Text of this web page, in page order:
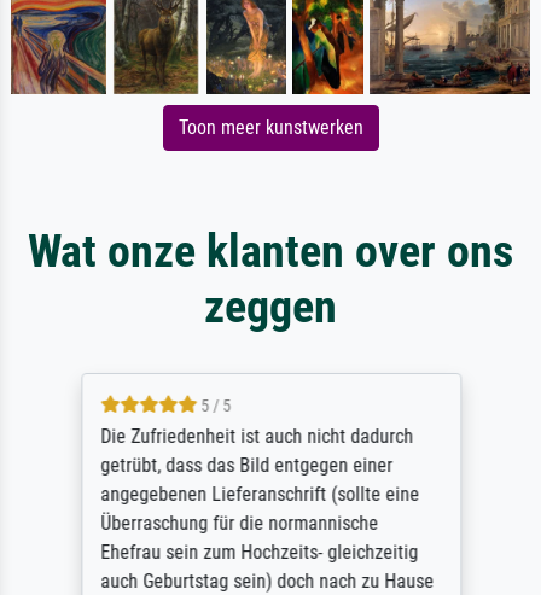
Toon meer kunstwerken
Wat onze klanten over ons
zeggen
5 / 5
Die Zufriedenheit ist auch nicht dadurch
getrübt, dass das Bild entgegen einer
angegebenen Lieferanschrift (sollte eine
Überraschung für die normannische
Ehefrau sein zum Hochzeits- gleichzeitig
auch Geburtstag sein) doch nach zu Hause